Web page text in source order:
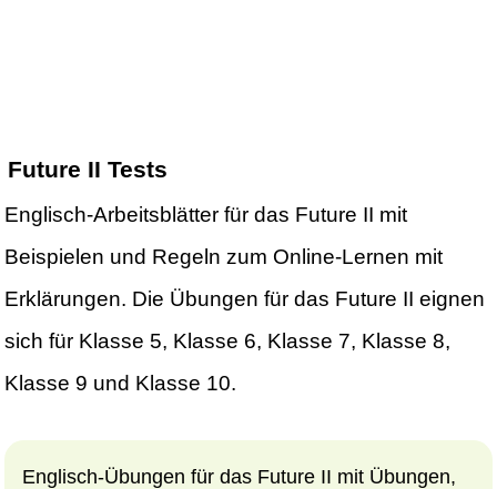
Future II Tests
Englisch-Arbeitsblätter für das Future II mit
Beispielen und Regeln zum Online-Lernen mit
Erklärungen. Die Übungen für das Future II eignen
sich für Klasse 5, Klasse 6, Klasse 7, Klasse 8,
Klasse 9 und Klasse 10.
Englisch-Übungen für das Future II mit Übungen,